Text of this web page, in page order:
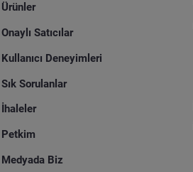
Ürünler
Onaylı Satıcılar
Kullanıcı Deneyimleri
Sık Sorulanlar
İhaleler
Petkim
Medyada Biz